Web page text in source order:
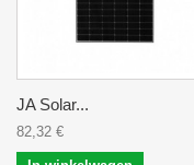
JA Solar...
82,32 €